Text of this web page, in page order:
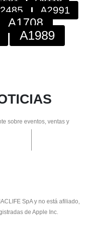
A2991
A1708
A1989
sobre eventos, ventas y
SpA y no está afiliado,
de Apple Inc.